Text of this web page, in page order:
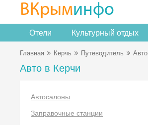
ВКрыминфо
Отели Культурный отдых
Главная Керчь Путеводитель Авто
Авто в Керчи
Автосалоны
Заправочные станции